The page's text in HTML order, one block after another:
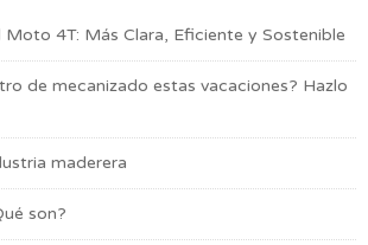
Moto 4T: Más Clara, Eficiente y Sostenible
de mecanizado estas vacaciones? Hazlo
maderera
son?